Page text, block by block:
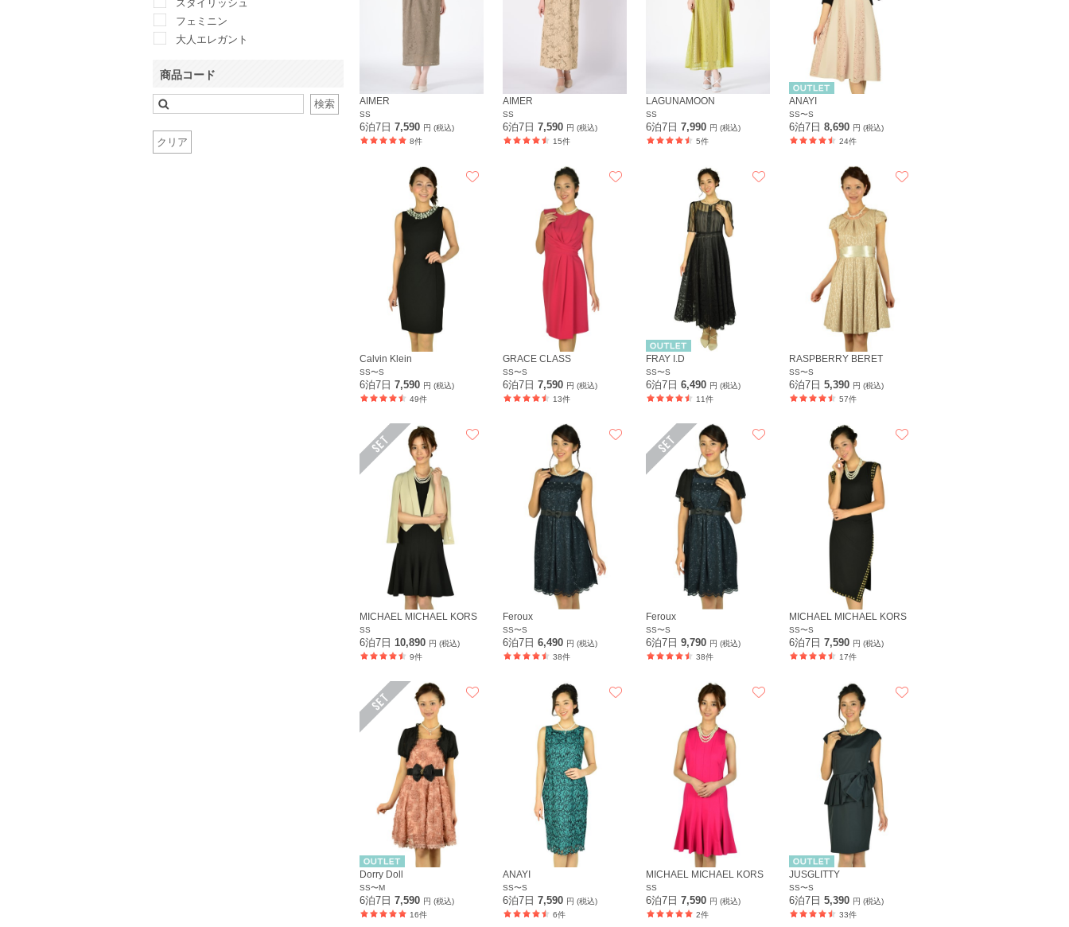
AIMER
SS
6泊7日 7,590 円 (税込)
8件
AIMER
SS
6泊7日 7,590 円 (税込)
15件
LAGUNAMOON
SS
6泊7日 7,990 円 (税込)
5件
ANAYI
SS〜S
6泊7日 8,690 円 (税込)
24件
Calvin Klein
SS〜S
6泊7日 7,590 円 (税込)
49件
GRACE CLASS
SS〜S
6泊7日 7,590 円 (税込)
13件
FRAY I.D
SS〜S
6泊7日 6,490 円 (税込)
11件
RASPBERRY BERET
SS〜S
6泊7日 5,390 円 (税込)
57件
MICHAEL MICHAEL KORS
SS
6泊7日 10,890 円 (税込)
9件
Feroux
SS〜S
6泊7日 6,490 円 (税込)
38件
Feroux
SS〜S
6泊7日 9,790 円 (税込)
38件
MICHAEL MICHAEL KORS
SS〜S
6泊7日 7,590 円 (税込)
17件
Dorry Doll
SS〜M
6泊7日 7,590 円 (税込)
16件
ANAYI
SS〜S
6泊7日 7,590 円 (税込)
6件
MICHAEL MICHAEL KORS
SS
6泊7日 7,590 円 (税込)
2件
JUSGLITTY
SS〜S
6泊7日 5,390 円 (税込)
33件
COLLAGE GALLARDAGALANTE
CORTES WORKS
COUP DE CHANCE
CROON A SONG
D&G
Dalliance Kelly
Dear Princess
DELLISE NOIR
スタイリッシュ
フェミニン
大人エレガント
商品コード
検索
クリア